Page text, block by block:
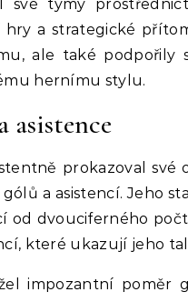
své týmy
a strategické
ale také podpořily
hernímu stylu.
asistence
prokazoval své
a asistencí. Jeho
od dvouciferného
které ukazují jeho
impozantní poměr